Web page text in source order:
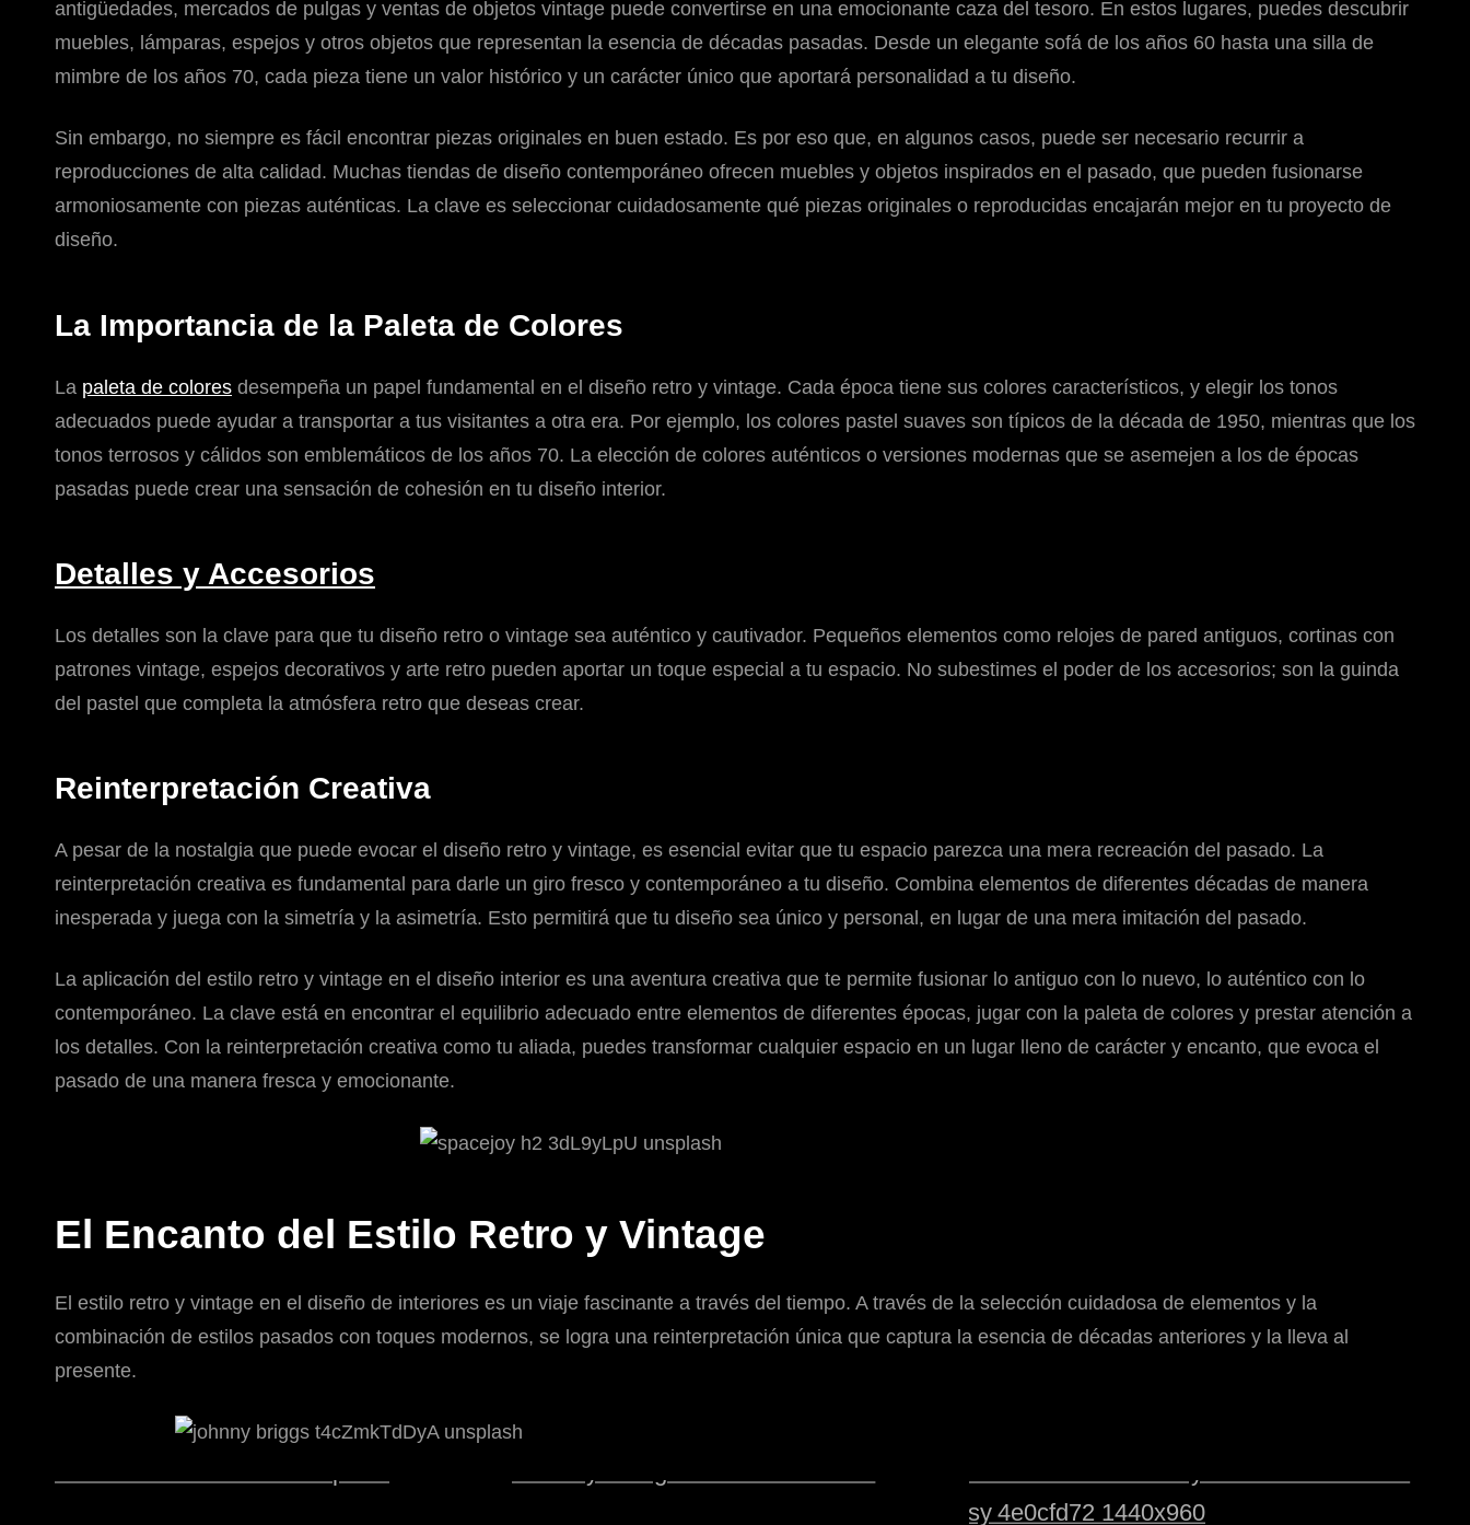
antigüedades, mercados de pulgas y ventas de objetos vintage puede convertirse en una emocionante caza del tesoro. En estos lugares, puedes descubrir
muebles, lámparas, espejos y otros objetos que representan la esencia de décadas pasadas. Desde un elegante sofá de los años 60 hasta una silla de
mimbre de los años 70, cada pieza tiene un valor histórico y un carácter único que aportará personalidad a tu diseño.
Sin embargo, no siempre es fácil encontrar piezas originales en buen estado. Es por eso que, en algunos casos, puede ser necesario recurrir a
reproducciones de alta calidad. Muchas tiendas de diseño contemporáneo ofrecen muebles y objetos inspirados en el pasado, que pueden fusionarse
armoniosamente con piezas auténticas. La clave es seleccionar cuidadosamente qué piezas originales o reproducidas encajarán mejor en tu proyecto de
diseño.
La Importancia de la Paleta de Colores
La paleta de colores desempeña un papel fundamental en el diseño retro y vintage. Cada época tiene sus colores característicos, y elegir los tonos
adecuados puede ayudar a transportar a tus visitantes a otra era. Por ejemplo, los colores pastel suaves son típicos de la década de 1950, mientras que los
tonos terrosos y cálidos son emblemáticos de los años 70. La elección de colores auténticos o versiones modernas que se asemejen a los de épocas
pasadas puede crear una sensación de cohesión en tu diseño interior.
Detalles y Accesorios
Los detalles son la clave para que tu diseño retro o vintage sea auténtico y cautivador. Pequeños elementos como relojes de pared antiguos, cortinas con
patrones vintage, espejos decorativos y arte retro pueden aportar un toque especial a tu espacio. No subestimes el poder de los accesorios; son la guinda
del pastel que completa la atmósfera retro que deseas crear.
Reinterpretación Creativa
A pesar de la nostalgia que puede evocar el diseño retro y vintage, es esencial evitar que tu espacio parezca una mera recreación del pasado. La
reinterpretación creativa es fundamental para darle un giro fresco y contemporáneo a tu diseño. Combina elementos de diferentes décadas de manera
inesperada y juega con la simetría y la asimetría. Esto permitirá que tu diseño sea único y personal, en lugar de una mera imitación del pasado.
La aplicación del estilo retro y vintage en el diseño interior es una aventura creativa que te permite fusionar lo antiguo con lo nuevo, lo auténtico con lo
contemporáneo. La clave está en encontrar el equilibrio adecuado entre elementos de diferentes épocas, jugar con la paleta de colores y prestar atención a
los detalles. Con la reinterpretación creativa como tu aliada, puedes transformar cualquier espacio en un lugar lleno de carácter y encanto, que evoca el
pasado de una manera fresca y emocionante.
El Encanto del Estilo Retro y Vintage
El estilo retro y vintage en el diseño de interiores es un viaje fascinante a través del tiempo. A través de la selección cuidadosa de elementos y la
combinación de estilos pasados con toques modernos, se logra una reinterpretación única que captura la esencia de décadas anteriores y la lleva al
presente.